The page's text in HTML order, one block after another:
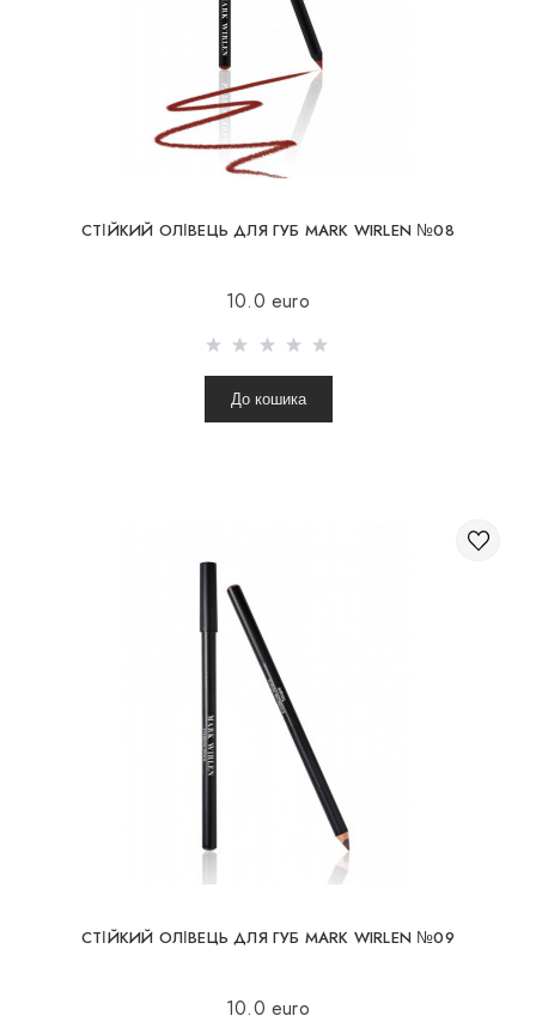
СТІЙКИЙ ОЛІВЕЦЬ ДЛЯ ГУБ MARK WIRLEN №08
10.0 euro
До кошика
СТІЙКИЙ ОЛІВЕЦЬ ДЛЯ ГУБ MARK WIRLEN №09
10.0 euro